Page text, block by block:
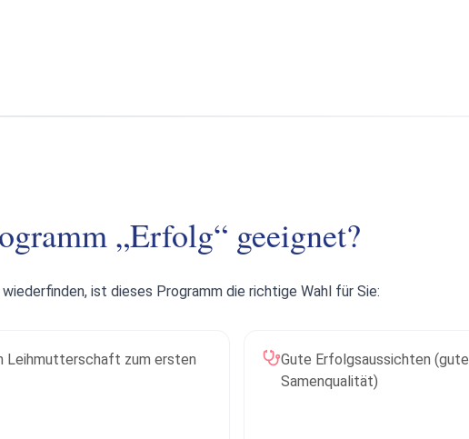
„Erfolg“ geeignet?
ist dieses Programm die richtige Wahl für Sie:
Leihmutterschaft zum ersten
Gute Erfolgsaussichten (gute
Samenqualität)